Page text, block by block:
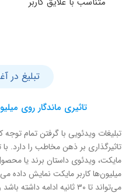
تبلیغ در
تاثیری ماندگار روی
تبلیغات ویدئویی با گرفتن تمام توجه
تاثیرگذاری بر ذهن مخاطب را دارد.
مایکت، ویدئوی داستان برند یا
میلیون‌ها کاربر مایکت نمایش داده